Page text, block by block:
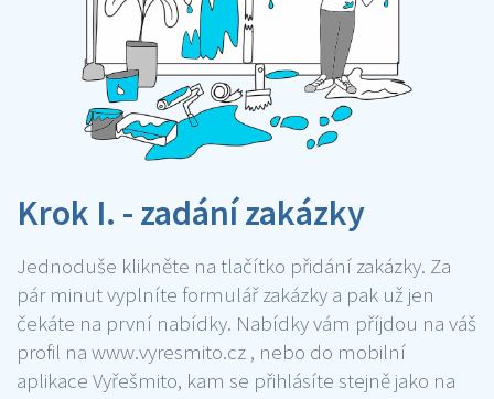
Krok I. - zadání zakázky
Jednoduše klikněte na tlačítko přidání zakázky. Za
pár minut vyplníte formulář zakázky a pak už jen
čekáte na první nabídky. Nabídky vám příjdou na váš
profil na www.vyresmito.cz , nebo do mobilní
aplikace Vyřešmito, kam se přihlásíte stejně jako na